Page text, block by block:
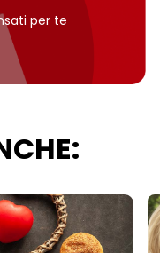
per te